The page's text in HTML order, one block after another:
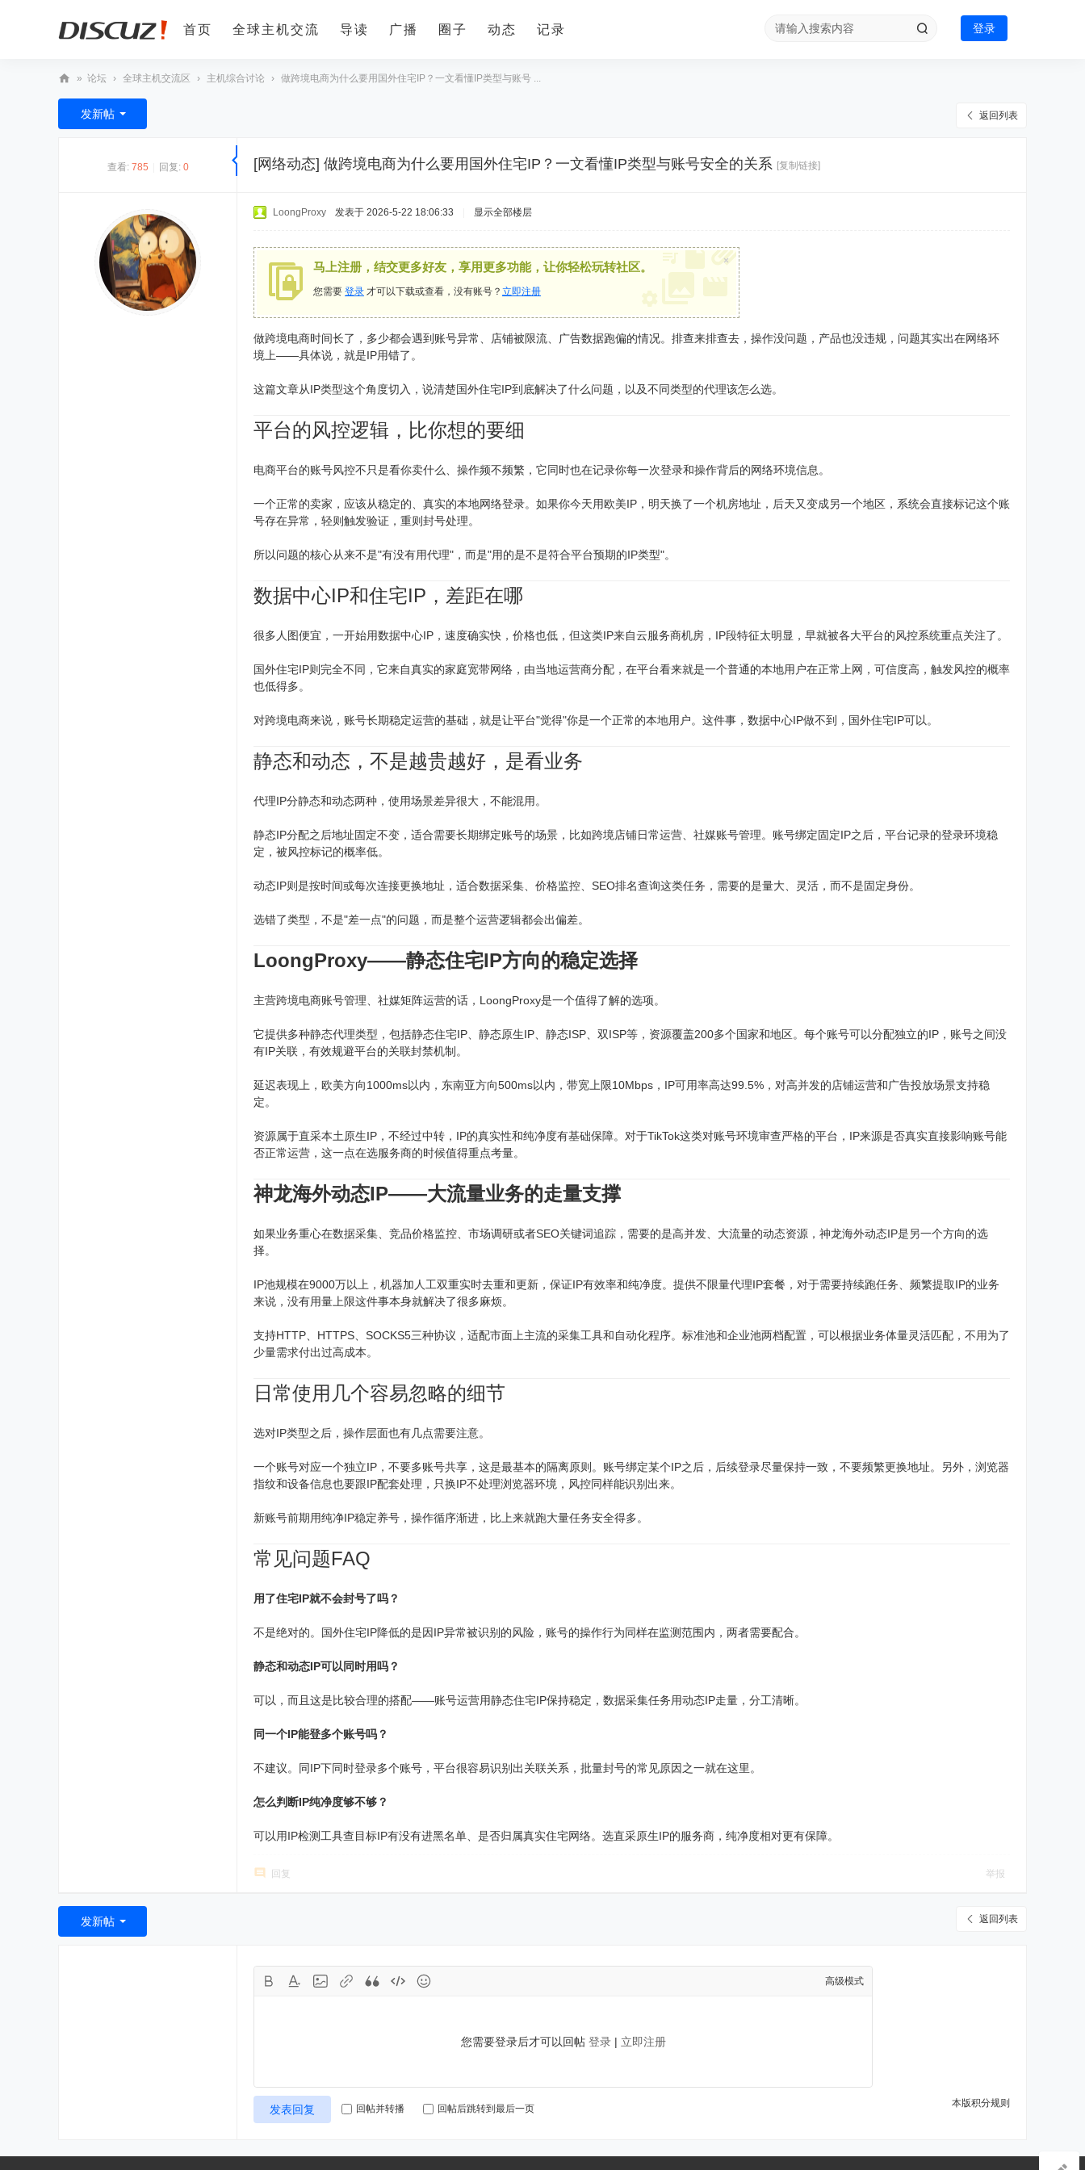
首页 全球主机交流 导读 广播 圈子 动态 记录 登录
全
球
» 论坛 › 全球主机交流区 › 主机综合讨论 › 做跨境电商为什么要用国外住宅IP？一文看懂IP类型与账号 ...
返回列表
发新帖
查看: 785 回复: 0 [网络动态] 做跨境电商为什么要用国外住宅IP？一文看懂IP类型与账号安全的关系 [复制链接]
LoongProxy 发表于 2026-5-22 18:06:33 显示全部楼层
马上注册，结交更多好友，享用更多功能，让你轻松玩转社区。
您需要 登录 才可以下载或查看，没有账号？ 立即注册
×
做跨境电商时间长了，多少都会遇到账号异常、店铺被限流、广告数据跑偏的情况。排查来排查去，操作没问题，产品也没违规，问题其实出在网络环
境上——具体说，就是IP用错了。
这篇文章从IP类型这个角度切入，说清楚国外住宅IP到底解决了什么问题，以及不同类型的代理该怎么选。
平台的风控逻辑，比你想的要细
电商平台的账号风控不只是看你卖什么、操作频不频繁，它同时也在记录你每一次登录和操作背后的网络环境信息。
一个正常的卖家，应该从稳定的、真实的本地网络登录。如果你今天用欧美IP，明天换了一个机房地址，后天又变成另一个地区，系统会直接标记这个账
号存在异常，轻则触发验证，重则封号处理。
所以问题的核心从来不是"有没有用代理"，而是"用的是不是符合平台预期的IP类型"。
数据中心IP和住宅IP，差距在哪
很多人图便宜，一开始用数据中心IP，速度确实快，价格也低，但这类IP来自云服务商机房，IP段特征太明显，早就被各大平台的风控系统重点关注了。
国外住宅IP则完全不同，它来自真实的家庭宽带网络，由当地运营商分配，在平台看来就是一个普通的本地用户在正常上网，可信度高，触发风控的概率
也低得多。
对跨境电商来说，账号长期稳定运营的基础，就是让平台"觉得"你是一个正常的本地用户。这件事，数据中心IP做不到，国外住宅IP可以。
静态和动态，不是越贵越好，是看业务
代理IP分静态和动态两种，使用场景差异很大，不能混用。
静态IP分配之后地址固定不变，适合需要长期绑定账号的场景，比如跨境店铺日常运营、社媒账号管理。账号绑定固定IP之后，平台记录的登录环境稳
定，被风控标记的概率低。
动态IP则是按时间或每次连接更换地址，适合数据采集、价格监控、SEO排名查询这类任务，需要的是量大、灵活，而不是固定身份。
选错了类型，不是"差一点"的问题，而是整个运营逻辑都会出偏差。
LoongProxy——静态住宅IP方向的稳定选择
主营跨境电商账号管理、社媒矩阵运营的话，LoongProxy是一个值得了解的选项。
它提供多种静态代理类型，包括静态住宅IP、静态原生IP、静态ISP、双ISP等，资源覆盖200多个国家和地区。每个账号可以分配独立的IP，账号之间没
有IP关联，有效规避平台的关联封禁机制。
延迟表现上，欧美方向1000ms以内，东南亚方向500ms以内，带宽上限10Mbps，IP可用率高达99.5%，对高并发的店铺运营和广告投放场景支持稳
定。
资源属于直采本土原生IP，不经过中转，IP的真实性和纯净度有基础保障。对于TikTok这类对账号环境审查严格的平台，IP来源是否真实直接影响账号能
否正常运营，这一点在选服务商的时候值得重点考量。
神龙海外动态IP——大流量业务的走量支撑
如果业务重心在数据采集、竞品价格监控、市场调研或者SEO关键词追踪，需要的是高并发、大流量的动态资源，神龙海外动态IP是另一个方向的选
择。
IP池规模在9000万以上，机器加人工双重实时去重和更新，保证IP有效率和纯净度。提供不限量代理IP套餐，对于需要持续跑任务、频繁提取IP的业务
来说，没有用量上限这件事本身就解决了很多麻烦。
支持HTTP、HTTPS、SOCKS5三种协议，适配市面上主流的采集工具和自动化程序。标准池和企业池两档配置，可以根据业务体量灵活匹配，不用为了
少量需求付出过高成本。
日常使用几个容易忽略的细节
选对IP类型之后，操作层面也有几点需要注意。
一个账号对应一个独立IP，不要多账号共享，这是最基本的隔离原则。账号绑定某个IP之后，后续登录尽量保持一致，不要频繁更换地址。另外，浏览器
指纹和设备信息也要跟IP配套处理，只换IP不处理浏览器环境，风控同样能识别出来。
新账号前期用纯净IP稳定养号，操作循序渐进，比上来就跑大量任务安全得多。
常见问题FAQ
用了住宅IP就不会封号了吗？
不是绝对的。国外住宅IP降低的是因IP异常被识别的风险，账号的操作行为同样在监测范围内，两者需要配合。
静态和动态IP可以同时用吗？
可以，而且这是比较合理的搭配——账号运营用静态住宅IP保持稳定，数据采集任务用动态IP走量，分工清晰。
同一个IP能登多个账号吗？
不建议。同IP下同时登录多个账号，平台很容易识别出关联关系，批量封号的常见原因之一就在这里。
怎么判断IP纯净度够不够？
可以用IP检测工具查目标IP有没有进黑名单、是否归属真实住宅网络。选直采原生IP的服务商，纯净度相对更有保障。
回复 举报
返回列表
发新帖
高级模式
您需要登录后才可以回帖 登录| 立即注册
本版积分规则
发表回复 回帖并转播 回帖后跳转到最后一页